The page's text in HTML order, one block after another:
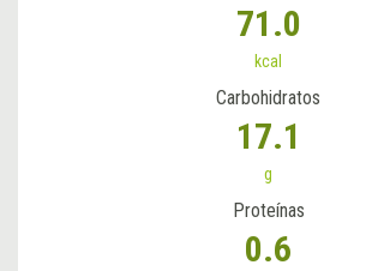
71.0
kcal
Carbohidratos
17.1
g
Proteínas
0.6